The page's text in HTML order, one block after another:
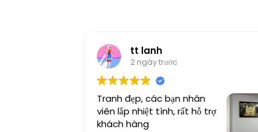
tt lanh
2 ngày trước
Tranh đẹp, các bạn nhân
viên lắp nhiệt tình, rất hỗ trợ
khách hàng